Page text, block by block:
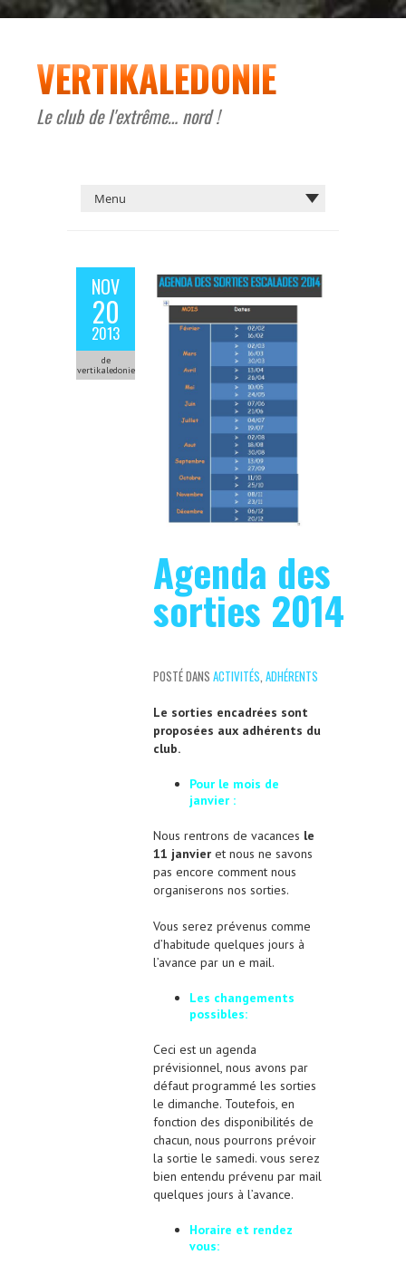
VERTIKALEDONIE
Le club de l'extrême… nord !
NOV
20
2013
de
vertikaledonie
Agenda des
sorties 2014
POSTÉ DANS ACTIVITÉS, ADHÉRENTS
Le sorties encadrées sont
proposées aux adhérents du
club.
Pour le mois de
janvier :
Nous rentrons de vacances le
11 janvier et nous ne savons
pas encore comment nous
organiserons nos sorties.
Vous serez prévenus comme
d’habitude quelques jours à
l’avance par un e mail.
Les changements
possibles:
Ceci est un agenda
prévisionnel, nous avons par
défaut programmé les sorties
le dimanche. Toutefois, en
fonction des disponibilités de
chacun, nous pourrons prévoir
la sortie le samedi. vous serez
bien entendu prévenu par mail
quelques jours à l’avance.
Horaire et rendez
vous: